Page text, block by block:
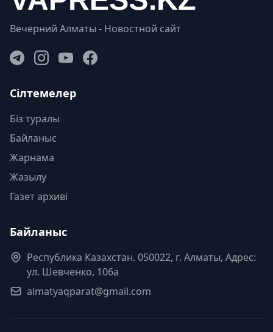
Вечерний Алматы - Новостной сайт
Сілтемелер
Біз туралы
Байланыс
Жарнама
Жазылу
Газет архиві
Байланыс
Республика Казахстан. 050022, г. Алматы, Адрес:
ул. Шевченко, 106а
almatyaqparat@gmail.com